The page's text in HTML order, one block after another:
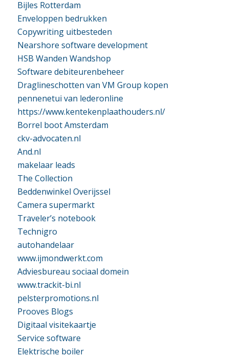
Bijles Rotterdam
Enveloppen bedrukken
Copywriting uitbesteden
Nearshore software development
HSB Wanden Wandshop
Software debiteurenbeheer
Draglineschotten van VM Group kopen
pennenetui van lederonline
https://www.kentekenplaathouders.nl/
Borrel boot Amsterdam
ckv-advocaten.nl
And.nl
makelaar leads
The Collection
Beddenwinkel Overijssel
Camera supermarkt
Traveler’s notebook
Technigro
autohandelaar
www.ijmondwerkt.com
Adviesbureau sociaal domein
www.trackit-bi.nl
pelsterpromotions.nl
Prooves Blogs
Digitaal visitekaartje
Service software
Elektrische boiler